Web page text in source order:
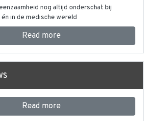
nog altijd onderschat bij
in de medische wereld
Read more
Read more